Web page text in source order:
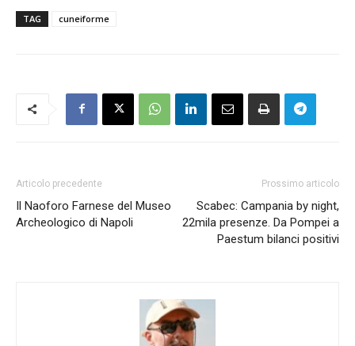
TAG cuneiforme
Articolo precedente
Il Naoforo Farnese del Museo
Archeologico di Napoli
Prossimo articolo
Scabec: Campania by night,
22mila presenze. Da Pompei a
Paestum bilanci positivi